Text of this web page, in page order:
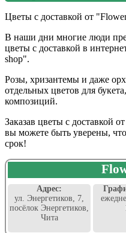
Цветы с доставкой от
В наши дни многие люди
цветы с доставкой в
shop".
Розы, хризантемы и даже
отдельных цветов для
композиций.
Заказав цветы с доставкой
вы можете быть уверены,
срок!
Адрес:
ул. Энергетиков, 7,
посёлок Энергетиков,
Чита